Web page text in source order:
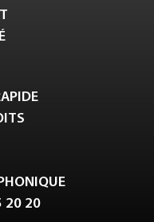
20 20